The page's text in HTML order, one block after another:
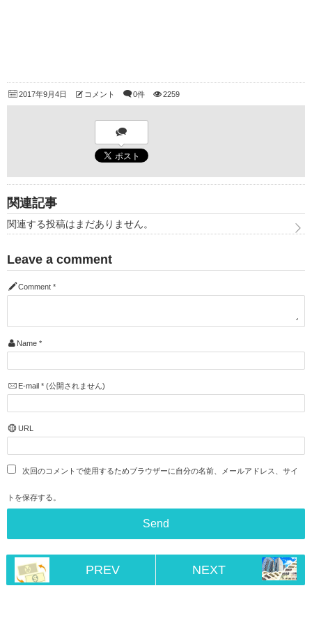
2017年9月4日 コメント 0件 2259
関連記事
関連する投稿はまだありません。
Leave a comment
Comment *
Name *
E-mail *(公開されません)
URL
次回のコメントで使用するためブラウザーに自分の名前、メールアドレス、サイ
トを保存する。
PREV NEXT